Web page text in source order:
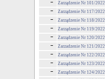
Zarządzenie Nr 101/2022
Zarządzenie Nr 117/2022
Zarządzenie Nr 118/2022
Zarządzenie Nr 119/2022
Zarządzenie Nr 120/2022
Zarzadzenie Nr 121/2022
Zarządzenie Nr 122/2022
Zarządzenie Nr 123/2022
Zarządzenie Nr 124/2022